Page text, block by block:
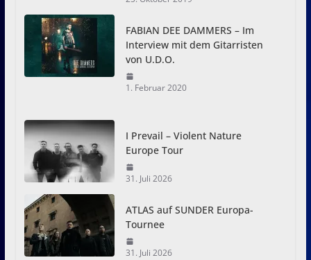
FABIAN DEE DAMMERS – Im
Interview mit dem Gitarristen
von U.D.O.
1. Februar 2020
I Prevail – Violent Nature
Europe Tour
31. Juli 2026
ATLAS auf SUNDER Europa-
Tournee
31. Juli 2026